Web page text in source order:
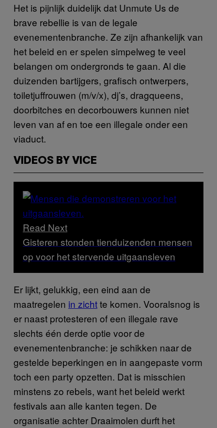
Het is pijnlijk duidelijk dat Unmute Us de
brave rebellie is van de legale
evenementenbranche. Ze zijn afhankelijk van
het beleid en er spelen simpelweg te veel
belangen om ondergronds te gaan. Al die
duizenden bartijgers, grafisch ontwerpers,
toiletjuffrouwen (m/v/x), dj’s, dragqueens,
doorbitches en decorbouwers kunnen niet
leven van af en toe een illegale onder een
viaduct.
VIDEOS BY VICE
Read Next
Gisteren stonden tienduizenden mensen
op voor het stervende uitgaansleven
Er lijkt, gelukkig, een eind aan de
maatregelen in zichtte komen. Vooralsnog is
er naast protesteren of een illegale rave
slechts één derde optie voor de
evenementenbranche: je schikken naar de
gestelde beperkingen en in aangepaste vorm
toch een party opzetten. Dat is misschien
minstens zo rebels, want het beleid werkt
festivals aan alle kanten tegen. De
organisatie achter Draaimolen durft het